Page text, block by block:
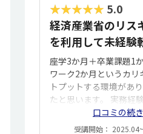
★★★★★ 5.0
経済産業省のリス
を利用して未経験
ならお勧めです。
座学3か月＋卒業課題1
ワーク2か月というカリ
トプットする環境があ
たと思います。 実務経験
口コミの続
受講開始：